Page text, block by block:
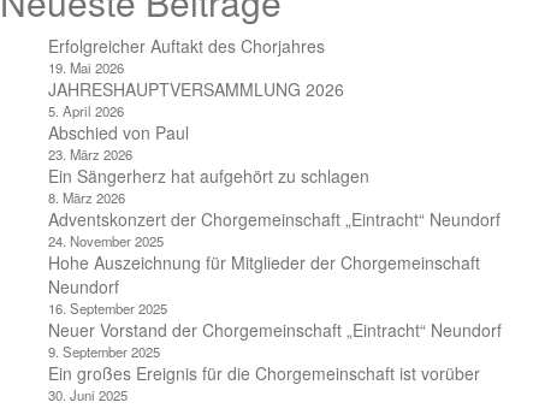
Erfolgreicher Auftakt des Chorjahres
19. Mai 2026
JAHRESHAUPTVERSAMMLUNG 2026
5. April 2026
Abschied von Paul
23. März 2026
Ein Sängerherz hat aufgehört zu schlagen
8. März 2026
Adventskonzert der Chorgemeinschaft „Eintracht“ Neundorf
24. November 2025
Hohe Auszeichnung für Mitglieder der Chorgemeinschaft
Neundorf
16. September 2025
Neuer Vorstand der Chorgemeinschaft „Eintracht“ Neundorf
9. September 2025
Ein großes Ereignis für die Chorgemeinschaft ist vorüber
30. Juni 2025